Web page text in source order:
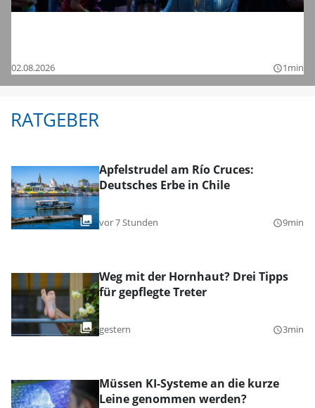
02.08.2026 query_builder1min
RATGEBER
Apfelstrudel am Río Cruces:
Deutsches Erbe in Chile
vor 7 Stunden query_builder9min
Weg mit der Hornhaut? Drei Tipps
für gepflegte Treter
gestern query_builder3min
Müssen KI-Systeme an die kurze
Leine genommen werden?